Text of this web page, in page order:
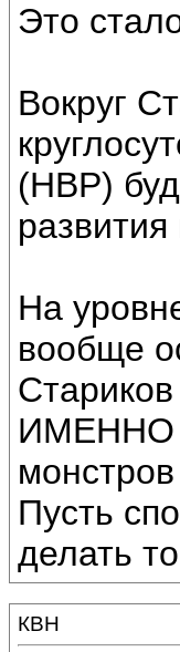
Это
Вокруг
(НВР)
На
вообще
ИМЕННО
Пусть
делать
КВН